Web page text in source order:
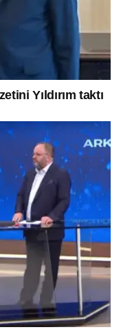
Yıldırım taktı